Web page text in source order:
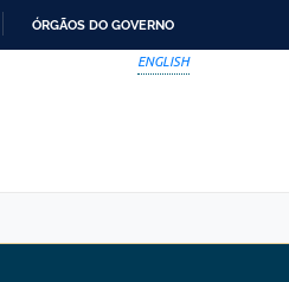
ÓRGÃOS DO GOVERNO
ENGLISH